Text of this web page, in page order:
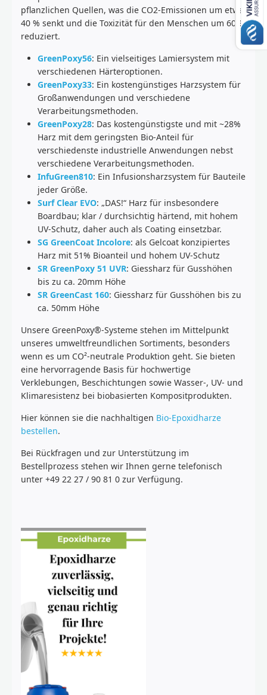
pflanzlichen Quellen, was die CO2-Emissionen um etwa
40 % senkt und die Toxizität für den Menschen um 60 %
reduziert.
GreenPoxy56: Ein vielseitiges Lamiersystem mit
verschiedenen Härteroptionen.
GreenPoxy33: Ein kostengünstiges Harzsystem für
Großanwendungen und verschiedene
Verarbeitungsmethoden.
GreenPoxy28: Das kostengünstigste und mit ~28%
Harz mit dem geringsten Bio-Anteil für
verschiedenste industrielle Anwendungen nebst
verschiedene Verarbeitungsmethoden.
InfuGreen810: Ein Infusionsharzsystem für Bauteile
jeder Größe.
Surf Clear EVO: „DAS!“ Harz für insbesondere
Boardbau; klar / durchsichtig härtend, mit hohem
UV-Schutz, daher auch als Coating einsetzbar.
SG GreenCoat Incolore: als Gelcoat konzipiertes
Harz mit 51% Bioanteil und hohem UV-Schutz
SR GreenPoxy 51 UVR: Giessharz für Gusshöhen
bis zu ca. 20mm Höhe
SR GreenCast 160: Giessharz für Gusshöhen bis zu
ca. 50mm Höhe
Unsere GreenPoxy®-Systeme stehen im Mittelpunkt
unseres umweltfreundlichen Sortiments, besonders
wenn es um CO²-neutrale Produktion geht. Sie bieten
eine hervorragende Basis für hochwertige
Verklebungen, Beschichtungen sowie Wasser-, UV- und
Klimaresistenz bei biobasierten Kompositprodukten.
Hier können sie die nachhaltigen Bio-Epoxidharze
bestellen.
Bei Rückfragen und zur Unterstützung im
Bestellprozess stehen wir Ihnen gerne telefonisch
unter +49 22 27 / 90 81 0 zur Verfügung.